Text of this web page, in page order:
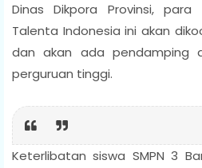
Dinas Dikpora Provinsi,
Talenta Indonesia ini akan
dan akan ada pendamping
perguruan tinggi.
Keterlibatan siswa SMPN 3